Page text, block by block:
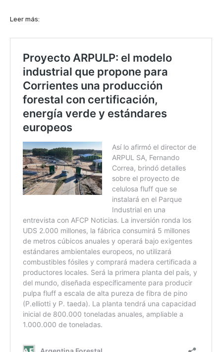
Leer más: